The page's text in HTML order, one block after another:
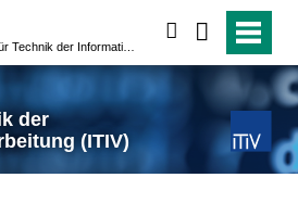
der
(ITIV)